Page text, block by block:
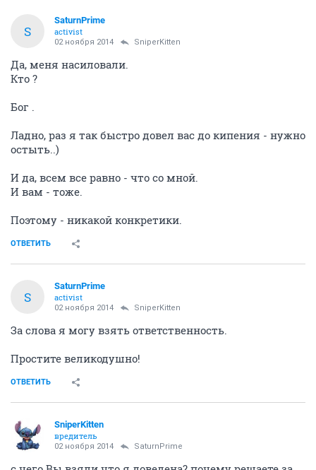
S
SaturnPrime
activist
02 ноября 2014 SniperKitten
Да, меня насиловали.
Кто ?
Бог .
Ладно, раз я так быстро довел вас до кипения - нужно
остыть..)
И да, всем все равно - что со мной.
И вам - тоже.
Поэтому - никакой конкретики.
ОТВЕТИТЬ
S
SaturnPrime
activist
02 ноября 2014 SniperKitten
За слова я могу взять ответственность.
Простите великодушно!
ОТВЕТИТЬ
SniperKitten
вредитель
02 ноября 2014 SaturnPrime